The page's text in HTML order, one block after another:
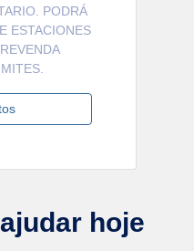
PODRÁ
ESTACIONES
hoje